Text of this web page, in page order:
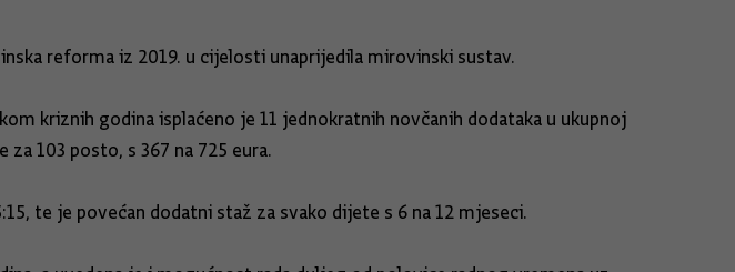
reforma iz 2019. u cijelosti unaprijedila mirovinski sustav.
kriznih godina isplaćeno je 11 jednokratnih novčanih dodataka u ukupnoj
103 posto, s 367 na 725 eura.
te je povećan dodatni staž za svako dijete s 6 na 12 mjeseci.